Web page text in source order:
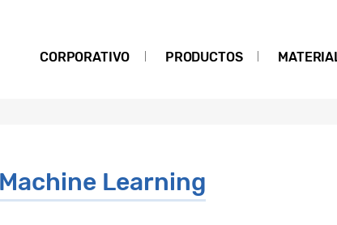
CORPORATIVO PRODUCTOS
Machine Learning